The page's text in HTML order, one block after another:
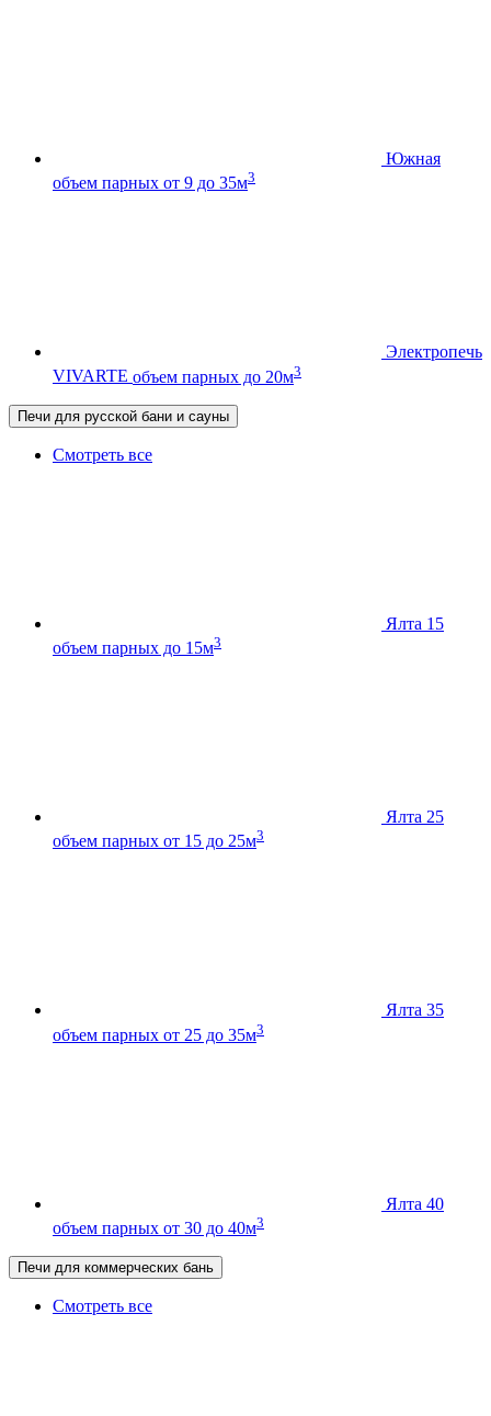
Южная
объем парных от 9 до 35м3
Электропечь
VIVARTE объем парных до 20м3
Печи для русской бани и сауны
Смотреть все
Ялта 15
объем парных до 15м3
Ялта 25
объем парных от 15 до 25м3
Ялта 35
объем парных от 25 до 35м3
Ялта 40
объем парных от 30 до 40м3
Печи для коммерческих бань
Смотреть все